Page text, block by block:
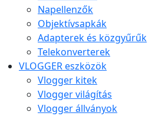
Napellenzők
Objektívsapkák
Adapterek és közgyűrűk
Telekonverterek
VLOGGER eszközök
Vlogger kitek
Vlogger világítás
Vlogger állványok